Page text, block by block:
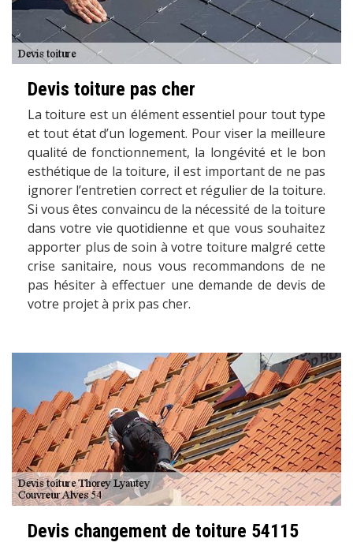
Devis toiture pas cher
La toiture est un élément essentiel pour tout type
et tout état d’un logement. Pour viser la meilleure
qualité de fonctionnement, la longévité et le bon
esthétique de la toiture, il est important de ne pas
ignorer l’entretien correct et régulier de la toiture.
Si vous êtes convaincu de la nécessité de la toiture
dans votre vie quotidienne et que vous souhaitez
apporter plus de soin à votre toiture malgré cette
crise sanitaire, nous vous recommandons de ne
pas hésiter à effectuer une demande de devis de
votre projet à prix pas cher.
Devis changement de toiture 54115